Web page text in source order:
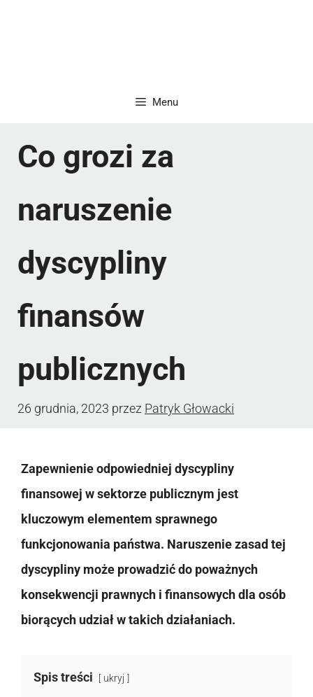
Menu
Co grozi za
naruszenie
dyscypliny
finansów
publicznych
26 grudnia, 2023 przez Patryk Głowacki
Zapewnienie odpowiedniej dyscypliny
finansowej w sektorze publicznym jest
kluczowym elementem sprawnego
funkcjonowania państwa. Naruszenie zasad tej
dyscypliny może prowadzić do poważnych
konsekwencji prawnych i finansowych dla osób
biorących udział w takich działaniach.
Spis treści ukryj